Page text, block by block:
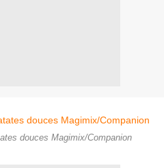
douces Magimix/Companion